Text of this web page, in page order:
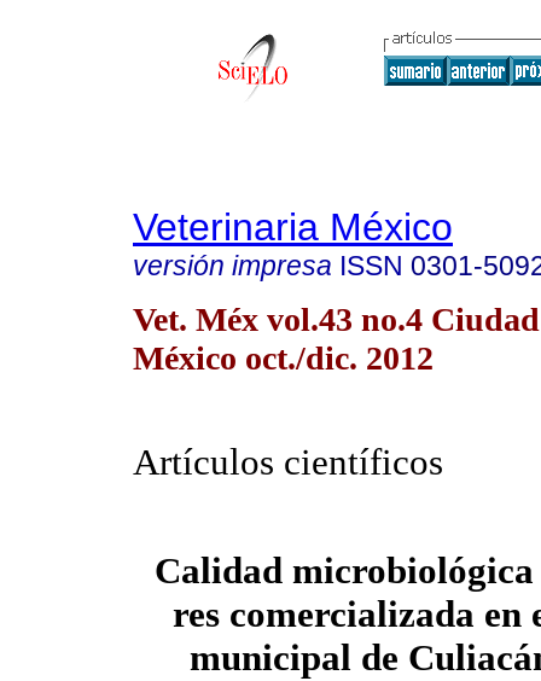
Veterinaria México
versión impresa ISSN 0301-
Vet. Méx vol.43 no.4
México oct./dic. 2012
Artículos científicos
Calidad microbiológica
res comercializada en
municipal de